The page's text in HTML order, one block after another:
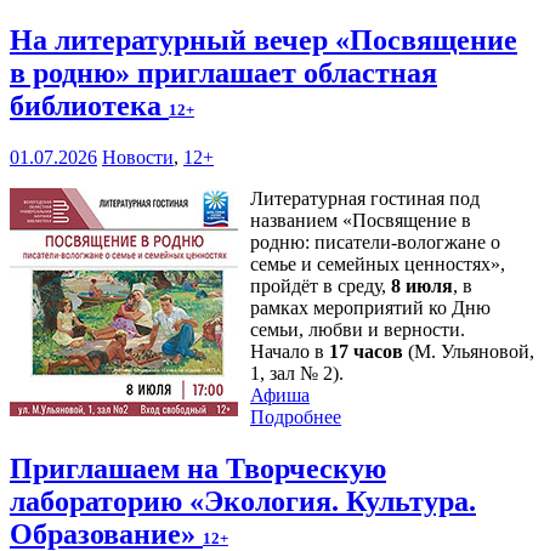
На литературный вечер «Посвящение
в родню» приглашает областная
библиотека 12+
01.07.2026 Новости, 12+
Литературная гостиная под
названием «Посвящение в
родню: писатели-вологжане о
семье и семейных ценностях»,
пройдёт в среду, 8 июля, в
рамках мероприятий ко Дню
семьи, любви и верности.
Начало в 17 часов (М. Ульяновой,
1, зал № 2).
Афиша
Подробнее
Приглашаем на Творческую
лабораторию «Экология. Культура.
Образование» 12+